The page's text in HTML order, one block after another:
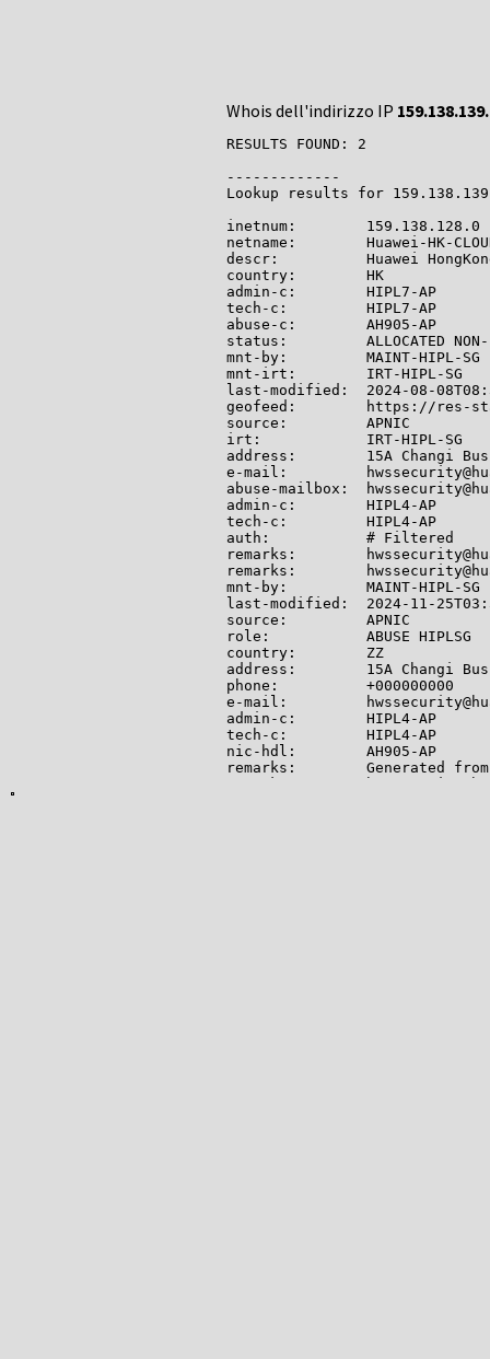
Whois dell'indirizzo IP
RESULTS FOUND: 2
-------------
Lookup results for
inetnum:        159.138.128.0
netname:        Huawei-HK-
descr:          Huawei
country:        HK
admin-c:        HIPL7-AP
tech-c:         HIPL7-AP
abuse-c:        AH905-AP
status:         ALLOCATED NON-
mnt-by:         MAINT-HIPL-SG
mnt-irt:        IRT-HIPL-SG
last-modified:  2024-08-
geofeed:        https://res-
source:         APNIC
irt:            IRT-HIPL-SG
address:        15A Changi
e-mail:
abuse-mailbox:
admin-c:        HIPL4-AP
tech-c:         HIPL4-AP
auth:           # Filtered
remarks:
remarks:
mnt-by:         MAINT-HIPL-SG
last-modified:  2024-11-
source:         APNIC
role:           ABUSE HIPLSG
country:        ZZ
address:        15A Changi
phone:          +000000000
e-mail:
admin-c:        HIPL4-AP
tech-c:         HIPL4-AP
nic-hdl:        AH905-AP
remarks:        Generated